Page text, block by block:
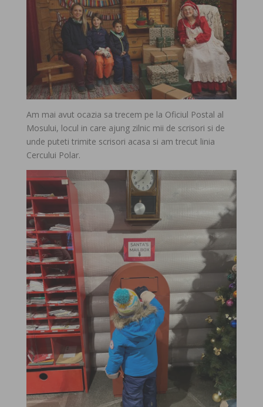
Am mai avut ocazia sa trecem pe la Oficiul Postal al
Mosului, locul in care ajung zilnic mii de scrisori si de
unde puteti trimite scrisori acasa si am trecut linia
Cercului Polar.